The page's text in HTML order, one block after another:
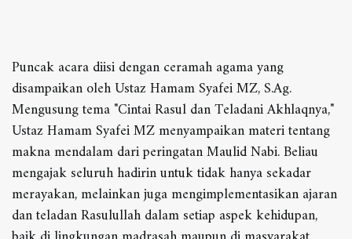
Puncak acara diisi dengan ceramah agama yang
disampaikan oleh Ustaz Hamam Syafei MZ, S.Ag.
Mengusung tema "Cintai Rasul dan Teladani Akhlaqnya,"
Ustaz Hamam Syafei MZ menyampaikan materi tentang
makna mendalam dari peringatan Maulid Nabi. Beliau
mengajak seluruh hadirin untuk tidak hanya sekadar
merayakan, melainkan juga mengimplementasikan ajaran
dan teladan Rasulullah dalam setiap aspek kehidupan,